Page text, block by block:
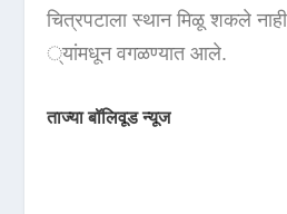
चित्रपटाला स्थान मिळू शकले
्यांमधून वगळण्यात आले.
ताज्या बॉलिवूड न्यूज